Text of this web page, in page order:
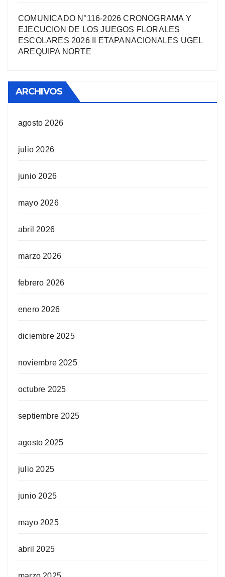
COMUNICADO N°116-2026 CRONOGRAMA Y
EJECUCION DE LOS JUEGOS FLORALES
ESCOLARES 2026 II ETAPANACIONALES UGEL
AREQUIPA NORTЕ
ARCHIVOS
agosto 2026
julio 2026
junio 2026
mayo 2026
abril 2026
marzo 2026
febrero 2026
enero 2026
diciembre 2025
noviembre 2025
octubre 2025
septiembre 2025
agosto 2025
julio 2025
junio 2025
mayo 2025
abril 2025